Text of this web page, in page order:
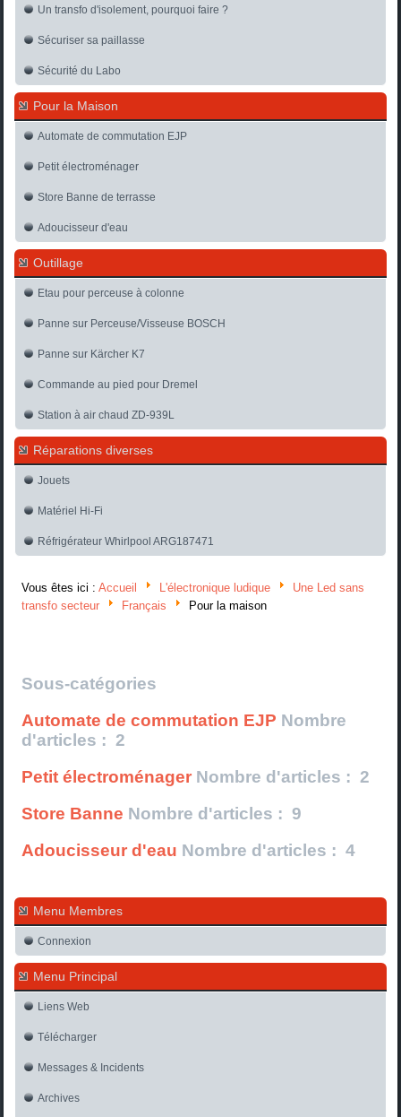
Un transfo d'isolement, pourquoi faire ?
Sécuriser sa paillasse
Sécurité du Labo
Pour la Maison
Automate de commutation EJP
Petit électroménager
Store Banne de terrasse
Adoucisseur d'eau
Outillage
Etau pour perceuse à colonne
Panne sur Perceuse/Visseuse BOSCH
Panne sur Kärcher K7
Commande au pied pour Dremel
Station à air chaud ZD-939L
Réparations diverses
Jouets
Matériel Hi-Fi
Réfrigérateur Whirlpool ARG187471
Vous êtes ici :Accueil L'électronique ludique
Une Led sans
transfo secteur
Français Pour la maison
Sous-catégories
Automate de commutation EJP Nombre
d'articles : 2
Petit électroménager Nombre d'articles : 2
Store Banne Nombre d'articles : 9
Adoucisseur d'eau Nombre d'articles : 4
Menu Membres
Connexion
Menu Principal
Liens Web
Télécharger
Messages & Incidents
Archives